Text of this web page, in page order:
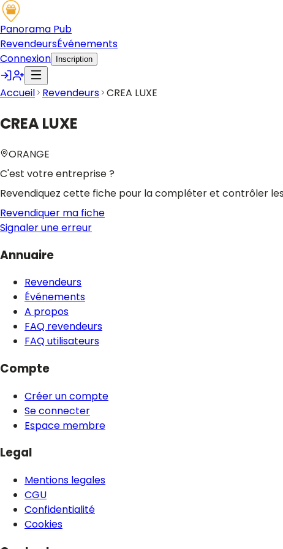
Panorama Pub
RevendeursÉvénements
Connexion
Inscription
Accueil Revendeurs CREA LUXE
CREA LUXE
ORANGE
C'est votre entreprise ?
Revendiquez cette fiche pour la compléter et contrôler
Revendiquer ma fiche
Signaler une erreur
Annuaire
Revendeurs
Événements
A propos
FAQ revendeurs
FAQ utilisateurs
Compte
Créer un compte
Se connecter
Espace membre
Legal
Mentions legales
CGU
Confidentialité
Cookies